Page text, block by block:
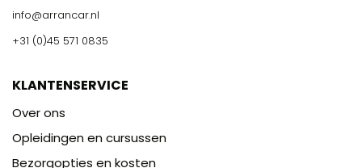
info@arrancar.nl
+31 (0)45 571 0835
KLANTENSERVICE
Over ons
Opleidingen en cursussen
Bezorgopties en kosten